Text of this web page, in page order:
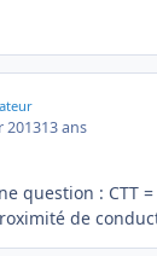
201313 ans
question : CTT
de